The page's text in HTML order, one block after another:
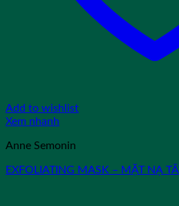
Add to wishlist
Xem nhanh
Anne Semonin
EXFOLIATING MASK – MẶT NẠ